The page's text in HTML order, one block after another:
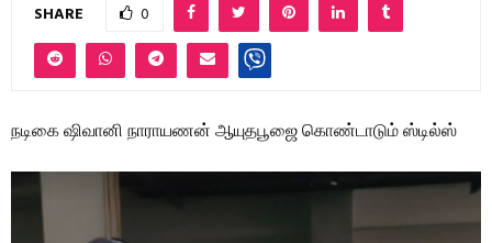
SHARE 0
நடிகை ஷிவானி நாராயணன் ஆயுதபூஜை கொண்டாடும் ஸ்டில்ஸ்